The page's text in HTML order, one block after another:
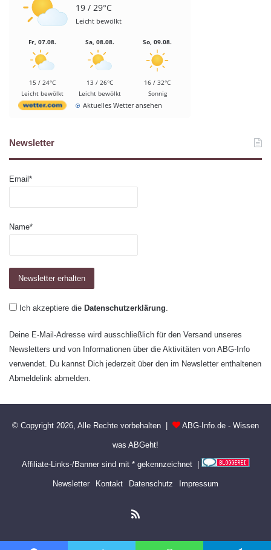
19 / 29°C
Leicht bewölkt
Fr, 07.08.
15 / 24°C
Leicht bewölkt
Sa, 08.08.
13 / 26°C
Leicht bewölkt
So, 09.08.
16 / 32°C
Sonnig
Aktuelles Wetter ansehen
Newsletter
Email*
Name*
Ich akzeptiere die Datenschutzerklärung.
Deine E-Mail-Adresse wird ausschließlich für den Versand unseres
Newsletters und von Informationen über die Aktivitäten von ABG-Info
verwendet. Du kannst Dich jederzeit über den im Newsletter enthaltenen
Abmeldelink abmelden.
© Copyright 2026, Alle Rechte vorbehalten | ABG-Info.de - Wissen
was ABGeht!
Affiliate-Links-/Banner sind mit * gekennzeichnet |
Newsletter Kontakt Datenschutz Impressum